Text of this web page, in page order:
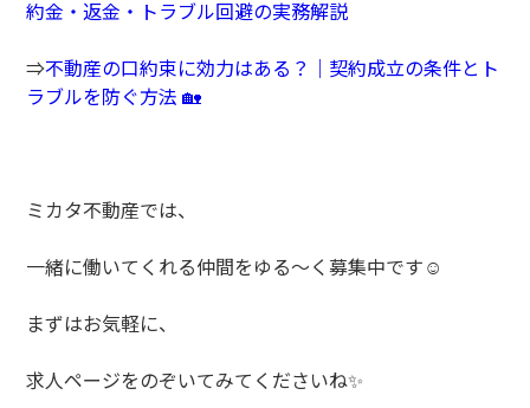
約金・返金・トラブル回避の実務解説
⇒不動産の口約束に効力はある？｜契約成立の条件とト
ラブルを防ぐ方法 🏡
ミカタ不動産では、
一緒に働いてくれる仲間をゆる～く募集中です☺️
まずはお気軽に、
求人ページをのぞいてみてくださいね✨